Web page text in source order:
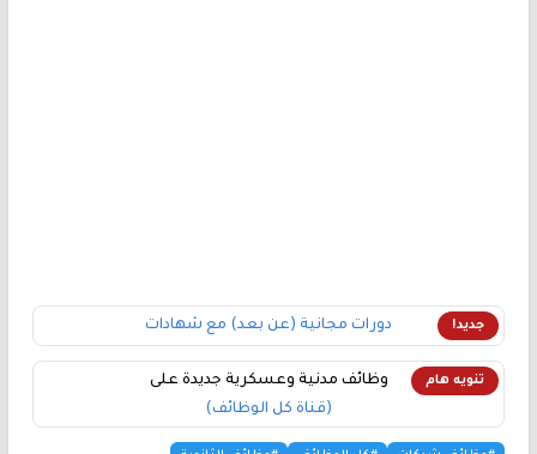
جديد! دورات مجانية (عن بعد) مع شهادات
تنويه هام
وظائف مدنية وعسكرية جديدة على
(قناة كل الوظائف)